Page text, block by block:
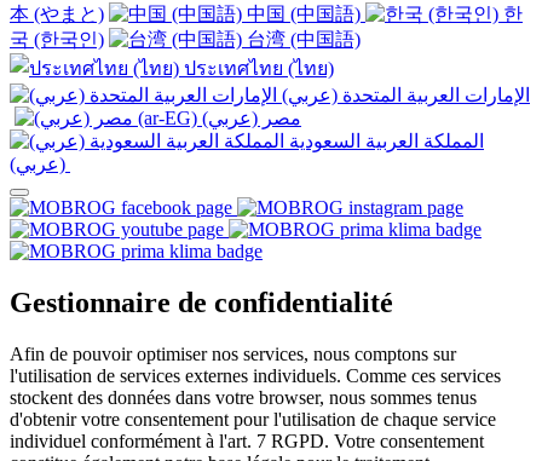
本 (やまと)
中国 (中国語)
한
국 (한국인)
台湾 (中国語)
ประเทศไทย (ไทย)
Gestionnaire de confidentialité
Afin de pouvoir optimiser nos services, nous comptons sur
l'utilisation de services externes individuels. Comme ces services
stockent des données dans votre browser, nous sommes tenus
d'obtenir votre consentement pour l'utilisation de chaque service
individuel conformément à l'art. 7 RGPD. Votre consentement